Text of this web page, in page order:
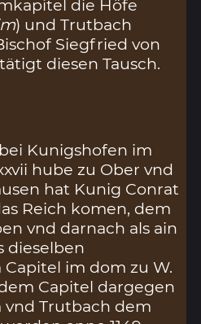
die Höfe
) und Trutbach
Siegfried von
diesen Tausch.
Kunigshofen im
hube zu Ober vnd
hat Kunig Conrat
Reich komen, dem
vnd darnach als ain
dieselben
im dom zu W.
Capitel dargegen
vnd Trutbach dem